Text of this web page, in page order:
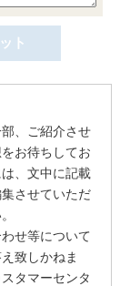
、ご紹介させ
お待ちしてお
、文中に記載
させていただ
せ等について
致しかねま
タマーセンタ